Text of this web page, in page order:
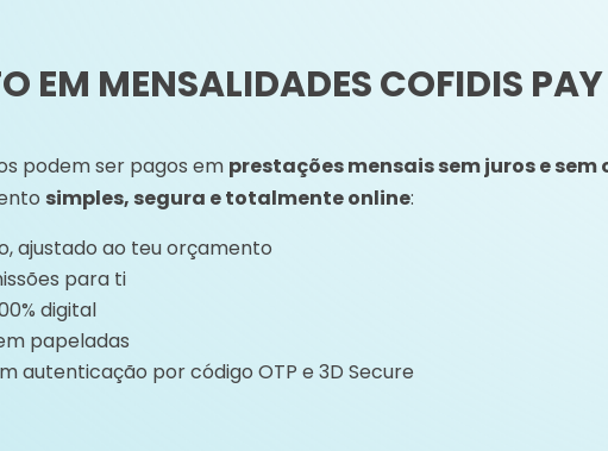
EM MENSALIDADES COFIDIS PAY
podem ser pagos em prestações mensais sem juros e
simples, segura e totalmente online:
ajustado ao teu orçamento
para ti
digital
papeladas
autenticação por código OTP e 3D Secure